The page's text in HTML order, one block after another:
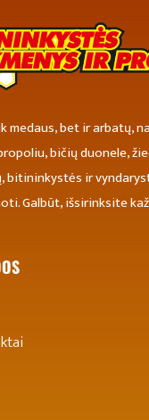
medaus, bet ir arbatų,
bičių duonele,
bitininkystės ir
Galbūt, išsirinksite